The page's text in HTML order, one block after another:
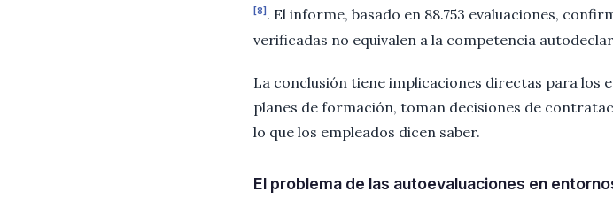
[8] . El informe, basado en 88.753 evaluaciones,
verificadas no equivalen a la competencia
La conclusión tiene implicaciones directas para los
planes de formación, toman decisiones de
lo que los empleados dicen saber.
El problema de las autoevaluaciones en